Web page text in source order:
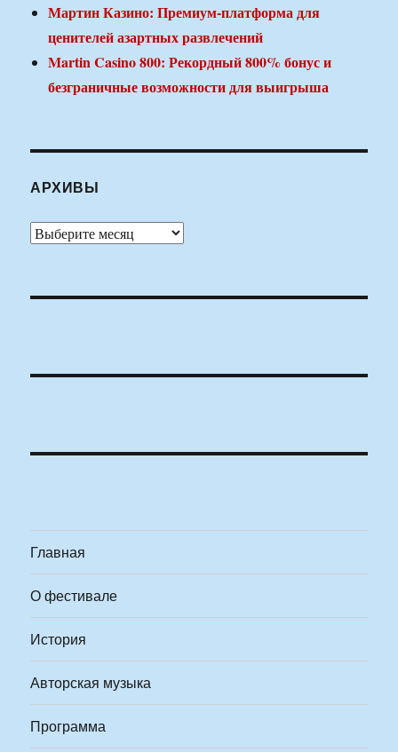
Мартин Казино: Премиум-платформа для
ценителей азартных развлечений
Martin Casino 800: Рекордный 800% бонус и
безграничные возможности для выигрыша
АРХИВЫ
Архивы
Главная
О фестивале
История
Авторская музыка
Программа